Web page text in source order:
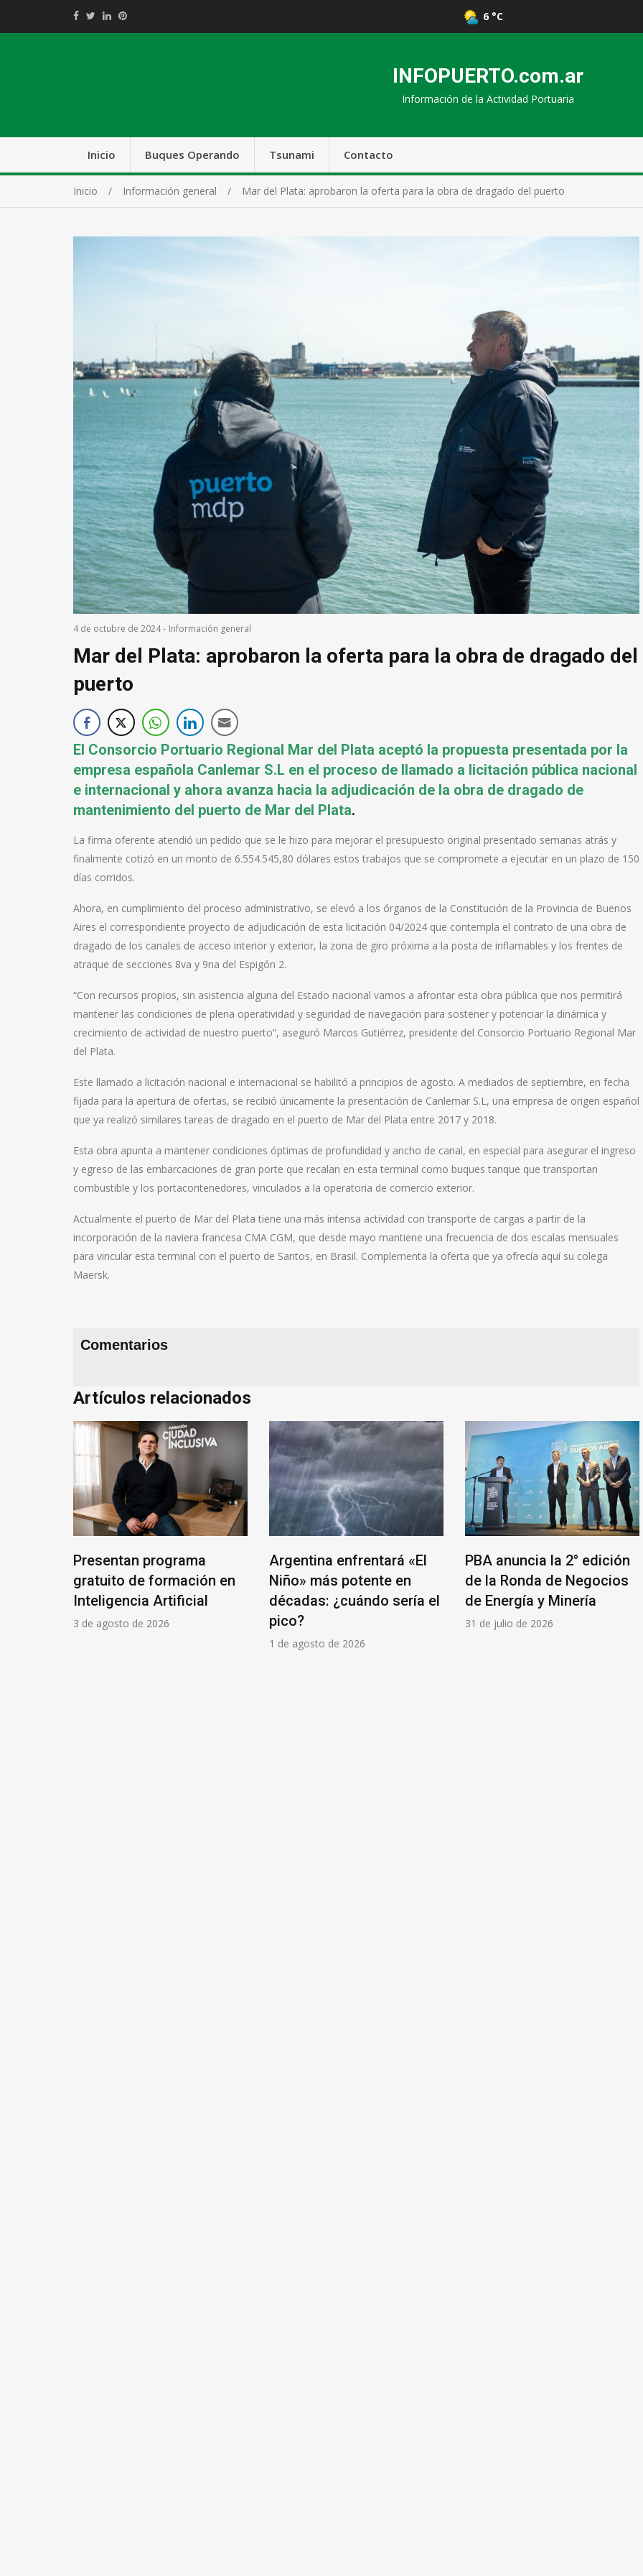
6 °C
INFOPUERTO.com.ar
Información de la Actividad Portuaria
Inicio Buques Operando Tsunami Contacto
Inicio Información general Mar del Plata: aprobaron la oferta para la obra de dragado del puerto
4 de octubre de 2024- Información general
Mar del Plata: aprobaron la oferta para la obra de dragado del
puerto
El Consorcio Portuario Regional Mar del Plata aceptó la propuesta presentada por la
empresa española Canlemar S.L en el proceso de llamado a licitación pública nacional
e internacional y ahora avanza hacia la adjudicación de la obra de dragado de
mantenimiento del puerto de Mar del Plata.
La firma oferente atendió un pedido que se le hizo para mejorar el presupuesto original presentado semanas atrás y
finalmente cotizó en un monto de 6.554.545,80 dólares estos trabajos que se compromete a ejecutar en un plazo de 150
días corridos.
Ahora, en cumplimiento del proceso administrativo, se elevó a los órganos de la Constitución de la Provincia de Buenos
Aires el correspondiente proyecto de adjudicación de esta licitación 04/2024 que contempla el contrato de una obra de
dragado de los canales de acceso interior y exterior, la zona de giro próxima a la posta de inflamables y los frentes de
atraque de secciones 8va y 9na del Espigón 2.
“Con recursos propios, sin asistencia alguna del Estado nacional vamos a afrontar esta obra pública que nos permitirá
mantener las condiciones de plena operatividad y seguridad de navegación para sostener y potenciar la dinámica y
crecimiento de actividad de nuestro puerto”, aseguró Marcos Gutiérrez, presidente del Consorcio Portuario Regional Mar
del Plata.
Este llamado a licitación nacional e internacional se habilitó a principios de agosto. A mediados de septiembre, en fecha
fijada para la apertura de ofertas, se recibió únicamente la presentación de Canlemar S.L, una empresa de origen español
que ya realizó similares tareas de dragado en el puerto de Mar del Plata entre 2017 y 2018.
Esta obra apunta a mantener condiciones óptimas de profundidad y ancho de canal, en especial para asegurar el ingreso
y egreso de las embarcaciones de gran porte que recalan en esta terminal como buques tanque que transportan
combustible y los portacontenedores, vinculados a la operatoria de comercio exterior.
Actualmente el puerto de Mar del Plata tiene una más intensa actividad con transporte de cargas a partir de la
incorporación de la naviera francesa CMA CGM, que desde mayo mantiene una frecuencia de dos escalas mensuales
para vincular esta terminal con el puerto de Santos, en Brasil. Complementa la oferta que ya ofrecía aquí su colega
Maersk.
Comentarios
Artículos relacionados
Presentan programa
gratuito de formación en
Inteligencia Artificial
3 de agosto de 2026
Argentina enfrentará «El
Niño» más potente en
décadas: ¿cuándo sería el
pico?
1 de agosto de 2026
PBA anuncia la 2° edición
de la Ronda de Negocios
de Energía y Minería
31 de julio de 2026